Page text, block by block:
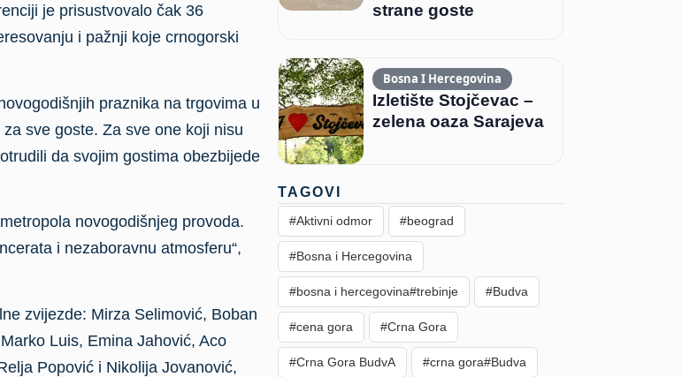
je prisustvovalo čak 36
i pažnji koje crnogorski
praznika na trgovima u
sve goste. Za sve one koji nisu
da svojim gostima obezbijede
novogodišnjeg provoda.
i nezaboravnu atmosferu“,
zvijezde: Mirza Selimović, Boban
Luis, Emina Jahović, Aco
Popović i Nikolija Jovanović,
strane goste
Bosna I Hercegovina
Izletište Stojčevac –
zelena oaza Sarajeva
TAGOVI
#Aktivni odmor #beograd
#Bosna i Hercegovina
#bosna i hercegovina#trebinje #Budva
#cena gora #Crna Gora
#Crna Gora BudvA #crna gora#Budva